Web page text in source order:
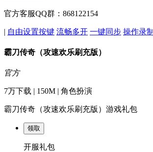
官方客服QQ群：868122154
| 自由设置按键 流畅多开 一键同步 操作录制
霸刀传奇（攻速欢乐刷充版）
官方
7万下载 | 150M | 角色扮演
霸刀传奇（攻速欢乐刷充版）游戏礼包
领取
开服礼包